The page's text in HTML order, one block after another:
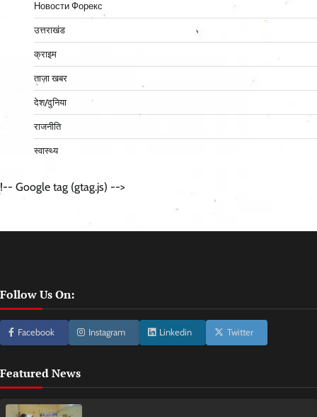
Новости Форекс
उत्तराखंड
क्राइम
ताज़ा खबर
देश/दुनिया
राजनीति
स्वास्थ्य
!-- Google tag (gtag.js) -->
Follow Us On:
Facebook Instagram Linkedin Twitter
Featured News